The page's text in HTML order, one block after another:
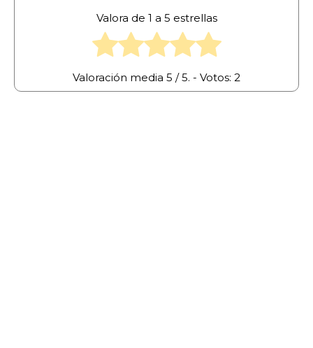
Valora de 1 a 5 estrellas
Valoración media 5 / 5. - Votos: 2